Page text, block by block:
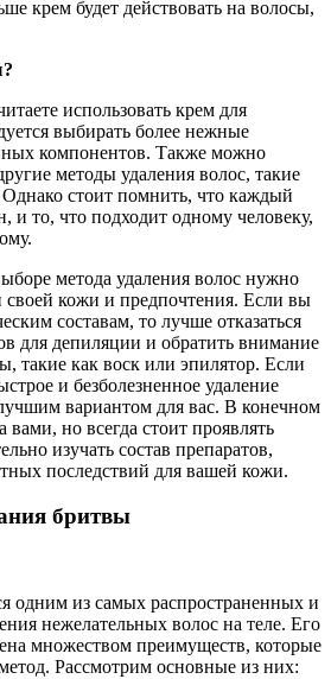
крем будет действовать на волосы,
использовать крем для
выбирать более нежные
компонентов. Также можно
методы удаления волос, такие
стоит помнить, что каждый
и то, что подходит одному человеку,
метода удаления волос нужно
своей кожи и предпочтения. Если вы
составам, то лучше отказаться
для депиляции и обратить внимание
такие как воск или эпилятор. Если
и безболезненное удаление
вариантом для вас. В конечном
вами, но всегда стоит проявлять
изучать состав препаратов,
последствий для вашей кожи.
бритвы
одним из самых распространенных и
нежелательных волос на теле. Его
множеством преимуществ, которые
Рассмотрим основные из них: